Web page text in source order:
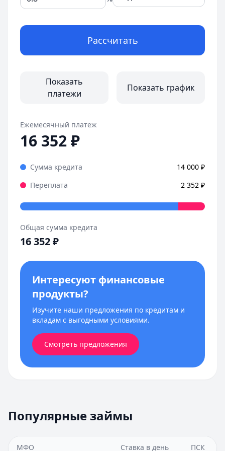
Рассчитать
Показать
платежи
Показать график
Ежемесячный платеж
16 352₽
Сумма кредита 14 000 ₽
Переплата
2 352 ₽
Общая сумма кредита
16 352₽
Интересуют финансовые
продукты?
Изучите наши предложения по кредитам и
вкладам с выгодными условиями.
Смотреть предложения
Популярные займы
МФО Ставка в день ПСК